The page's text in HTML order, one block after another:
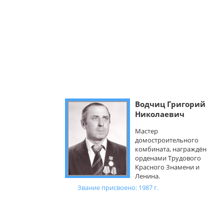
Водчиц Григорий
Николаевич
Мастер
домостроительного
комбината, награждён
орденами Трудового
Красного Знамени и
Ленина.
Звание присвоено: 1987 г.